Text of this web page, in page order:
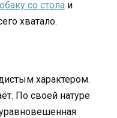
со стола и
хватало.
характером.
По своей натуре